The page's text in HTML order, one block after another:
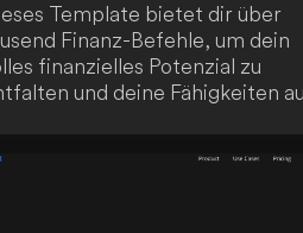
Template bietet dir über
Finanz-Befehle, um dein
finanzielles Potenzial zu
und deine Fähigkeiten
mit dieser ultimativen